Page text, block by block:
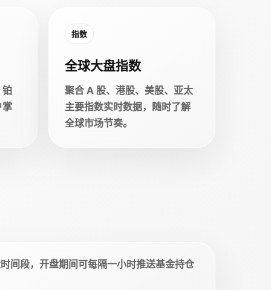
铂
掌
指数
全球大盘指数
聚合 A 股、港股、美股、亚太
主要指数实时数据，随时了解
全球市场节奏。
间段，开盘期间可每隔一小时推送基金持仓